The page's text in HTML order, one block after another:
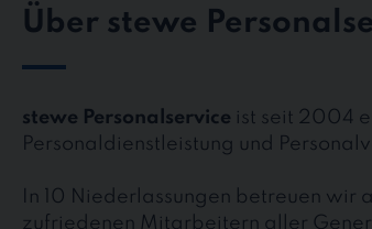
Über stewe
stewe Personalservice ist seit 2004
Personaldienstleistung und
In 10 Niederlassungen betreuen
zufriedenen Mitarbeitern aller